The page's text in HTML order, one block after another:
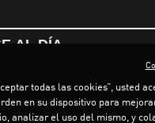
AL DÍA
todas las cookies”, usted
en su dispositivo para
analizar el uso del mismo, y